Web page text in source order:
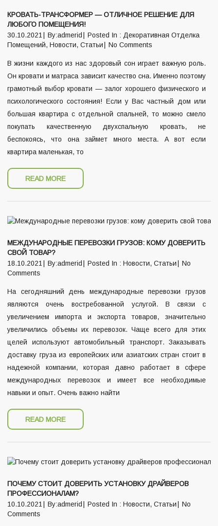
КРОВАТЬ-ТРАНСФОРМЕР — ОТЛИЧНОЕ РЕШЕНИЕ ДЛЯ
ЛЮБОГО ПОМЕЩЕНИЯ!
30.10.2021
By:admerid Posted In : Декоративная Отделка
Помещений, Новости, Статьи No Comments
В жизни каждого из нас здоровый сон играет важную роль.
Он кровати и матраса зависит качество сна. Именно поэтому
грамотный выбор кровати — залог хорошего физического и
психологического состояния! Если у Вас частный дом или
большая квартира с отдельной спальней, то можно смело
покупать качественную двухспальную кровать, не
беспокоясь, что она займет много места. А вот если
квартира маленькая, то
READ MORE
МЕЖДУНАРОДНЫЕ ПЕРЕВОЗКИ ГРУЗОВ: КОМУ ДОВЕРИТЬ
СВОЙ ТОВАР?
18.10.2021
By:admerid Posted In : Новости, Статьи
No
Comments
На сегодняшний день международные перевозки грузов
являются очень востребованной услугой. В связи с
увеличением импорта и экспорта товаров, значительно
увеличились объемы их перевозок. Чаще всего для этих
целей используют автомобильный транспорт. Заказывать
доставку груза из европейских или азиатских стран стоит в
надежной компании, которая давно работает в сфере
международных перевозок и имеет все необходимые
навыки и опыт. Очень важно найти
READ MORE
ПОЧЕМУ СТОИТ ДОВЕРИТЬ УСТАНОВКУ ДРАЙВЕРОВ
ПРОФЕССИОНАЛАМ?
10.10.2021
By:admerid Posted In : Новости, Статьи
No
Comments